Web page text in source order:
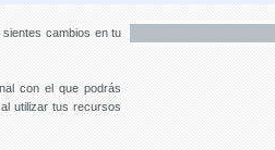
cambios en tu
con el que podrás
utilizar tus recursos